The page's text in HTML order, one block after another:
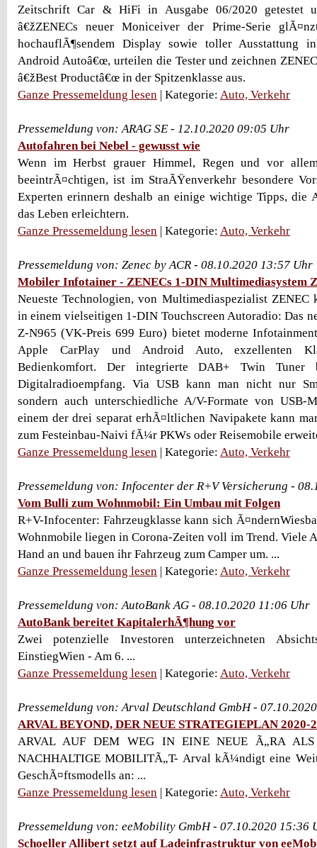
Zeitschrift Car & HiFi in Ausgabe 06/2020 getestet
â€žZENECs neuer Moniceiver der Prime-Serie
hochauflÃ¶sendem Display sowie toller Ausstattung
Android Autoâ€œ, urteilen die Tester und zeichnen
â€žBest Productâ€œ in der Spitzenklasse aus.
Ganze Pressemeldung lesen | Kategorie: Auto, Verkehr
Pressemeldung von: ARAG SE - 12.10.2020 09:05 Uhr
Autofahren bei Nebel - gewusst wie
Wenn im Herbst grauer Himmel, Regen und vor
beeintrÃ¤chtigen, ist im StraÃŸenverkehr besondere
Experten erinnern deshalb an einige wichtige Tipps, die
das Leben erleichtern.
Ganze Pressemeldung lesen | Kategorie: Auto, Verkehr
Pressemeldung von: Zenec by ACR - 08.10.2020 13:57 Uhr
Mobiler Infotainer - ZENECs 1-DIN Multimediasystem
Neueste Technologien, von Multimediaspezialist ZENEC
in einem vielseitigen 1-DIN Touchscreen Autoradio: Das
Z-N965 (VK-Preis 699 Euro) bietet moderne
Apple CarPlay und Android Auto, exzellenten
Bedienkomfort. Der integrierte DAB+ Twin Tuner
Digitalradioempfang. Via USB kann man nicht nur
sondern auch unterschiedliche A/V-Formate von USB-
einem der drei separat erhÃ¤ltlichen Navipakete kann
zum Festeinbau-Naivi fÃ¼r PKWs oder Reisemobile
Ganze Pressemeldung lesen | Kategorie: Auto, Verkehr
Pressemeldung von: Infocenter der R+V Versicherung -
Vom Bulli zum Wohnmobil: Ein Umbau mit Folgen
R+V-Infocenter: Fahrzeugklasse kann sich
Wohnmobile liegen in Corona-Zeiten voll im Trend. Viele
Hand an und bauen ihr Fahrzeug zum Camper um. ...
Ganze Pressemeldung lesen | Kategorie: Auto, Verkehr
Pressemeldung von: AutoBank AG - 08.10.2020 11:06 Uhr
AutoBank bereitet KapitalerhÃ¶hung vor
Zwei potenzielle Investoren unterzeichneten
EinstiegWien - Am 6. ...
Ganze Pressemeldung lesen | Kategorie: Auto, Verkehr
Pressemeldung von: Arval Deutschland GmbH -
ARVAL BEYOND, DER NEUE STRATEGIEPLAN 2020-
ARVAL AUF DEM WEG IN EINE NEUE Ã„RA ALS
NACHHALTIGE MOBILITÃ„T- Arval kÃ¼ndigt eine
GeschÃ¤ftsmodells an: ...
Ganze Pressemeldung lesen | Kategorie: Auto, Verkehr
Pressemeldung von: eeMobility GmbH - 07.10.2020 15:36
Schoeller Allibert setzt auf Ladeinfrastruktur von